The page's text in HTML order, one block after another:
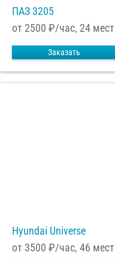
ПАЗ 3205
от 2500 ₽/час, 24 мест
Заказать
Hyundai Universe
от 3500 ₽/час, 46 мест